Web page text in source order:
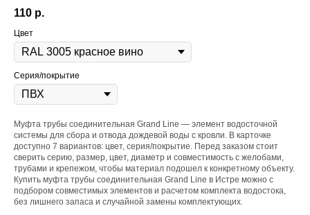
110 р.
Цвет
Серия/покрытие
Муфта трубы соединительная Grand Line — элемент водосточной
системы для сбора и отвода дождевой воды с кровли. В карточке
доступно 7 вариантов: цвет, серия/покрытие. Перед заказом стоит
сверить серию, размер, цвет, диаметр и совместимость с желобами,
трубами и крепежом, чтобы материал подошел к конкретному объекту.
Купить муфта трубы соединительная Grand Line в Истре можно с
подбором совместимых элементов и расчетом комплекта водостока,
без лишнего запаса и случайной замены комплектующих.